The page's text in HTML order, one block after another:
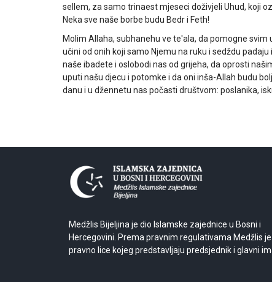
sellem, za samo trinaest mjeseci doživjeli Uhud, koji
Neka sve naše borbe budu Bedr i Feth!
Molim Allaha, subhanehu ve te'ala, da pomogne
učini od onih koji samo Njemu na ruku i sedždu
naše ibadete i oslobodi nas od grijeha, da oprosti
uputi našu djecu i potomke i da oni inša-Allah budu
danu i u džennetu nas počasti društvom: poslanika,
Medžlis Bijeljina je dio Islamske zajednice u Bosni i
Hercegovini. Prema pravnim regulativama Medžlis je
pravno lice kojeg predstavljaju predsjednik i glavni